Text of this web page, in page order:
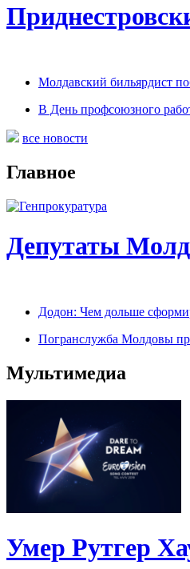
Молдавский бильярдист
В День профсоюзного
все новости
Главное
Депутаты
Додон: Чем дольше
Погранслужба Молдовы
Мультимедиа
Умер Рутгер